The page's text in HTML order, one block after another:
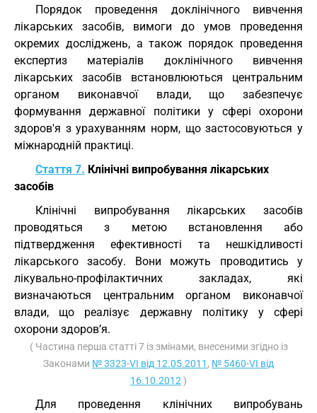
Порядок проведення доклінічного вивчення
лікарських засобів, вимоги до умов проведення
окремих досліджень, а також порядок проведення
експертиз матеріалів доклінічного вивчення
лікарських засобів встановлюються центральним
органом виконавчої влади, що забезпечує
формування державної політики у сфері охорони
здоров'я з урахуванням норм, що застосовуються у
міжнародній практиці.
Стаття 7. Клінічні випробування лікарських
засобів
Клінічні випробування лікарських засобів
проводяться з метою встановлення або
підтвердження ефективності та нешкідливості
лікарського засобу. Вони можуть проводитись у
лікувально-профілактичних закладах, які
визначаються центральним органом виконавчої
влади, що реалізує державну політику у сфері
охорони здоров’я.
( Частина перша статті 7 із змінами, внесеними згідно із
Законами № 3323-VI від 12.05.2011 , № 5460-VI від
16.10.2012 )
Для проведення клінічних випробувань